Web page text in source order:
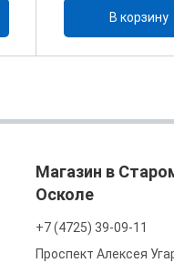
В корзину
Магазин в
Осколе
+7 (4725) 39-09-11
Проспект Алексея